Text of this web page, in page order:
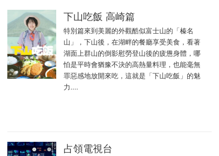
下山吃飯 高崎篇
特別篇來到美麗的外觀酷似富士山的「榛名
山」，下山後，在湖畔的餐廳享受美食，看著
湖面上群山的倒影慰勞登山後的疲憊身體，哪
怕是平時會猶豫不決的高熱量料理，也能毫無
罪惡感地放開來吃，這就是「下山吃飯」的魅
力....
占領電視台